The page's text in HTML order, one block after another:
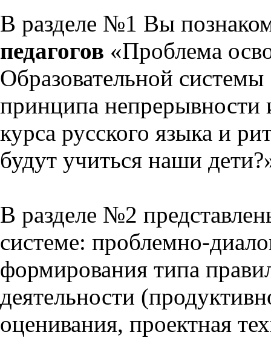
В разделе №1 Вы
педагогов «Проблема
Образовательной
принципа непрерывности
курса русского языка и
будут учиться наши
В разделе №2
системе: проблемно-
формирования типа
деятельности
оценивания, проектная